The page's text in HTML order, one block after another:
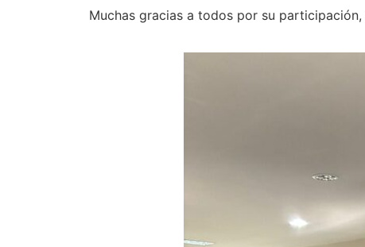
Muchas gracias a todos por su